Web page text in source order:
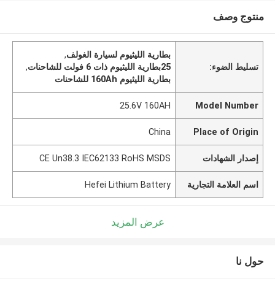
منتوج وصف
تسليط الضوء:
بطارية الليثيوم لسيارة الغولف,
25بطارية الليثيوم ذات 6 فولت للشاحنات
,
بطارية الليثيوم 160Ah للشاحنات
Model Number
25.6V 160AH
Place of Origin
China
إصدار الشهادات CE Un38.3 IEC62133 RoHS MSDS
اسم العلامة التجارية Hefei Lithium Battery
عرض المزيد
حول نا